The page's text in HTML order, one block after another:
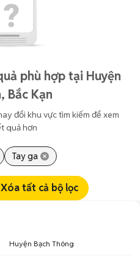
phù hợp tại Huyện
Bắc Kạn
đổi khu vực tìm kiếm để xem
quả hơn
Tay ga
Xóa tất cả bộ lọc
Huyện Bạch Thông